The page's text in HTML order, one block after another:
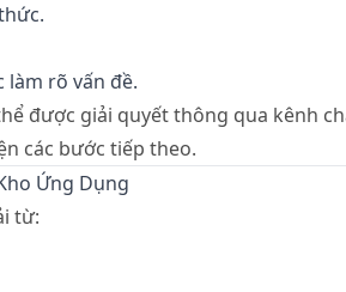
làm rõ vấn đề.
được giải quyết thông qua kênh
các bước tiếp theo.
Ứng Dụng
từ: